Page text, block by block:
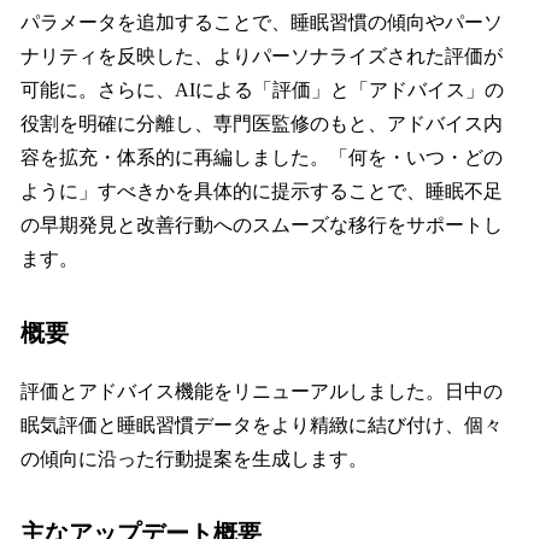
パラメータを追加することで、睡眠習慣の傾向やパーソ
ナリティを反映した、よりパーソナライズされた評価が
可能に。さらに、AIによる「評価」と「アドバイス」の
役割を明確に分離し、専門医監修のもと、アドバイス内
容を拡充・体系的に再編しました。「何を・いつ・どの
ように」すべきかを具体的に提示することで、睡眠不足
の早期発見と改善行動へのスムーズな移行をサポートし
ます。
概要
評価とアドバイス機能をリニューアルしました。日中の
眠気評価と睡眠習慣データをより精緻に結び付け、個々
の傾向に沿った行動提案を生成します。
主なアップデート概要